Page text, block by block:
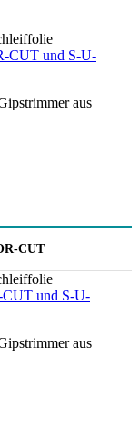
CUT und S-U-
aus
CUT
und S-U-
aus